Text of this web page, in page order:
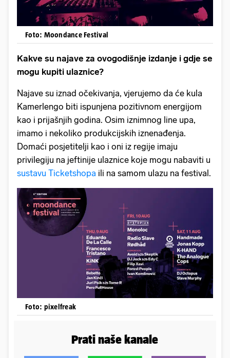
Foto: Moondance Festival
Kakve su najave za ovogodišnje izdanje i gdje se
mogu kupiti ulaznice?
Najave su iznad očekivanja, vjerujemo da će kula
Kamerlengo biti ispunjena pozitivnom energijom
kao i prijašnjih godina. Osim iznimnog line upa,
imamo i nekoliko produkcijskih iznenađenja.
Domaći posjetitelji kao i oni iz regije imaju
privilegiju na jeftinije ulaznice koje mogu nabaviti u
sustavu Ticketshopa ili na samom ulazu na festival.
Foto: pixelfreak
Prati naše kanale